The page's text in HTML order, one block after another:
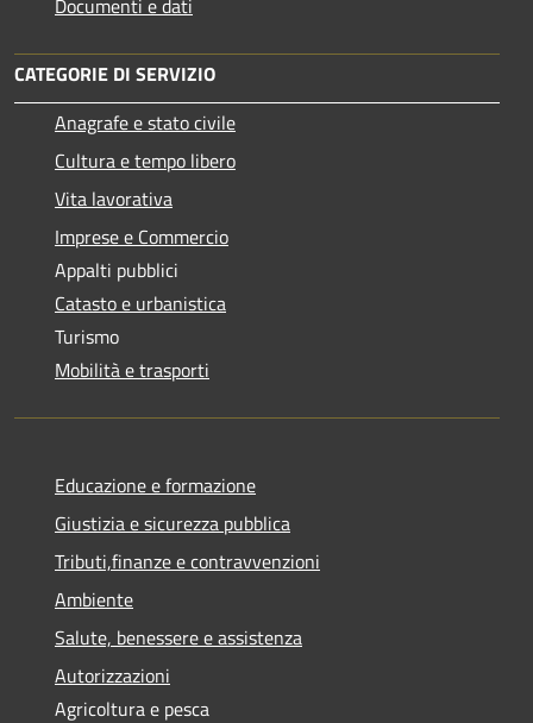
Documenti e dati
CATEGORIE DI SERVIZIO
Anagrafe e stato civile
Cultura e tempo libero
Vita lavorativa
Imprese e Commercio
Appalti pubblici
Catasto e urbanistica
Turismo
Mobilità e trasporti
Educazione e formazione
Giustizia e sicurezza pubblica
Tributi,finanze e contravvenzioni
Ambiente
Salute, benessere e assistenza
Autorizzazioni
Agricoltura e pesca